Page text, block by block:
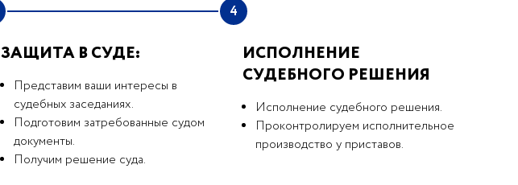
ЗАЩИТА В СУДЕ:
Представим ваши интересы в
судебных заседаниях.
Подготовим затребованные судом
документы.
Получим решение суда.
4
ИСПОЛНЕНИЕ
СУДЕБНОГО РЕШЕНИЯ
Исполнение судебного решения.
Проконтролируем исполнительное
производство у приставов.